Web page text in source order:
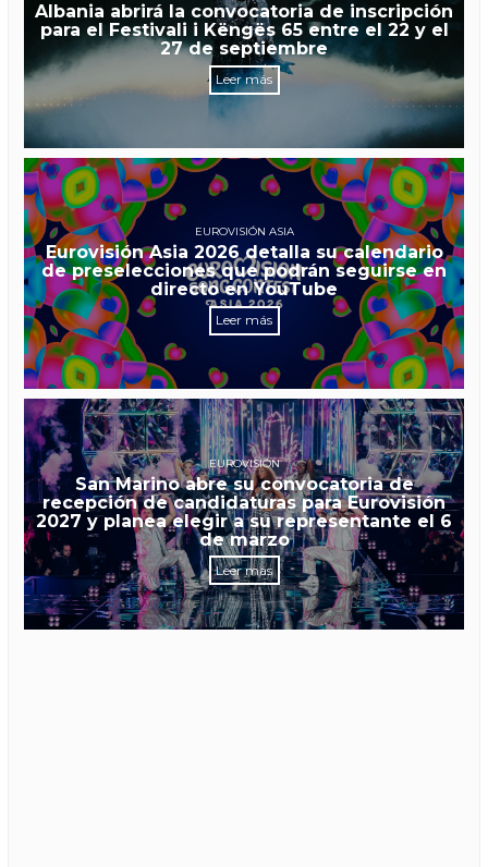
Albania abrirá la convocatoria de inscripción
para el Festivali i Këngës 65 entre el 22 y el
27 de septiembre
Leer más
EUROVISIÓN ASIA
Eurovisión Asia 2026 detalla su calendario
de preselecciones que podrán seguirse en
directo en YouTube
Leer más
EUROVISIÓN
San Marino abre su convocatoria de
recepción de candidaturas para Eurovisión
2027 y planea elegir a su representante el 6
de marzo
Leer más